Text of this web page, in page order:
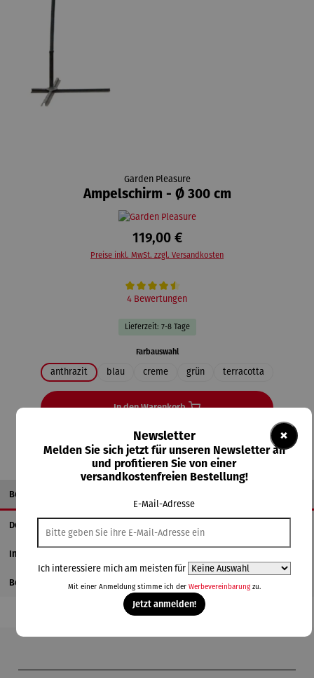
Garden Pleasure
Ampelschirm - Ø 300 cm
119,00 €
Preise inkl. MwSt. zzgl. Versandkosten
Durchschnittliche Bewertung von 4.5 von 5 Sternen
4 Bewertungen
Lieferzeit: 7-8 Tage
Farbauswahlauswählen
anthrazit blau creme grün terracotta
In den Warenkorb
Beschreibung
Details
Informationen zum Hersteller
Bewertungen
×
Newsletter
Melden Sie sich jetzt für unseren Newsletter an
und profitieren Sie von einer
versandkostenfreien Bestellung!
E-Mail-Adresse
Ich interessiere mich am meisten für
Mit einer Anmeldung stimme ich der Werbevereinbarungzu.
Jetzt anmelden!